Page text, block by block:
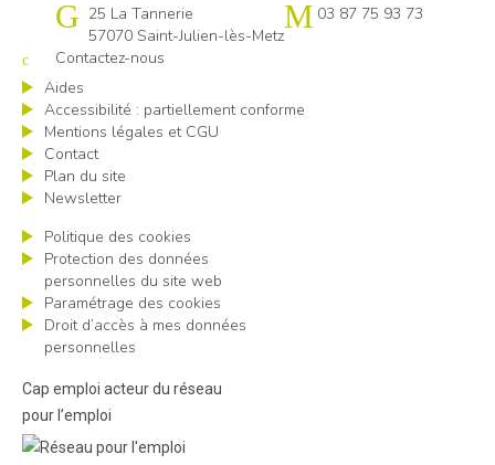
Cap emploi 57
25 La Tannerie
57070 Saint-Julien-lès-Metz
03 87 75 93 73
Contactez-nous
Aides
Accessibilité : partiellement conforme
Mentions légales et CGU
Contact
Plan du site
Newsletter
Politique des cookies
Protection des données
personnelles du site web
Paramétrage des cookies
Droit d’accès à mes données
personnelles
Cap emploi acteur du réseau
pour l’emploi